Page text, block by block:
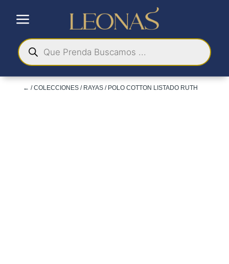
a
Búsqueda
de
productos
← /COLECCIONES / RAYAS / POLO COTTON LISTADO RUTH